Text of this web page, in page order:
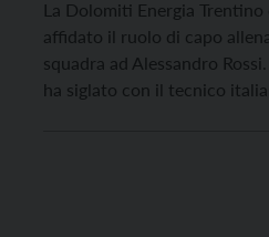
La Dolomiti Energia
affidato il ruolo di capo
squadra ad Alessandro
ha siglato con il tecnico